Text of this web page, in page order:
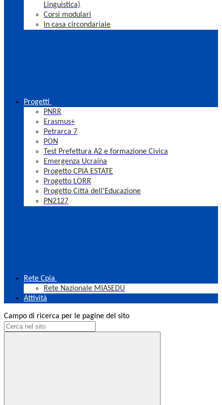
Linguistica)
Corsi modulari
In casa circondariale
Progetti
PNRR
Erasmus+
Petrarca 7
PON
Test Prefettura A2 e formazione Civica
Emergenza Ucraina
Progetto CPIA ESTATE
Progetto LORR
Progetto Città dell'Educazione
PN2127
Rete Cpia
Rete Nazionale MIASEDU
Attività
Campo di ricerca per le pagine del sito